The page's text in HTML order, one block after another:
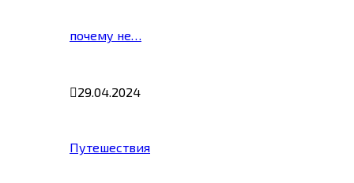
почему не…
29.04.2024
Путешествия